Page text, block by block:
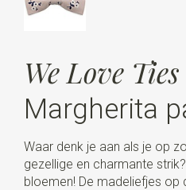
We Love Ties
Margherita
Waar denk je aan als je op
gezellige en charmante
bloemen! De madeliefjes op